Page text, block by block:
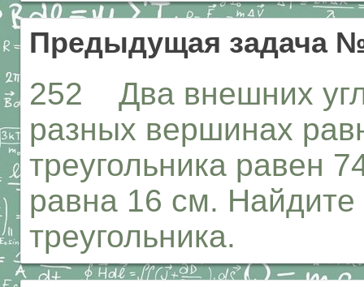
Предыдущая задача
252 Два внешних
разных вершинах
треугольника равен
равна 16 см.
треугольника.